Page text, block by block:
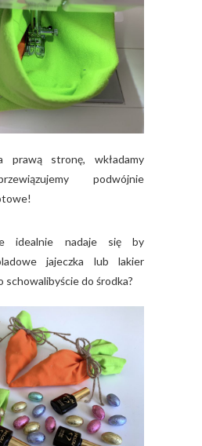
prawą stronę, wkładamy
podwójnie
idealnie nadaje się by
jajeczka lub lakier
schowalibyście do środka?